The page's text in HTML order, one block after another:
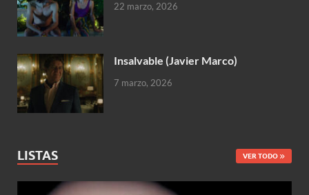
22 marzo, 2026
Insalvable (Javier Marco)
7 marzo, 2026
LISTAS VER TODO